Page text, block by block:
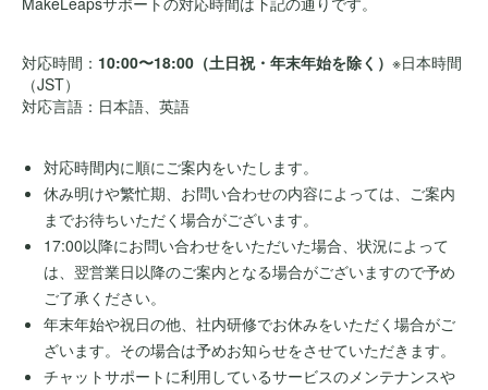
対応時間： 10:00〜18:00（土日祝・年末年始を除く） ※日本時間
（JST）
対応言語：日本語、英語
対応時間内に順にご案内をいたします。
休み明けや繁忙期、お問い合わせの内容によっては、ご案内
までお待ちいただく場合がございます。
17:00以降にお問い合わせをいただいた場合、状況によって
は、翌営業日以降のご案内となる場合がございますので予め
ご了承ください。
年末年始や祝日の他、社内研修でお休みをいただく場合がご
ざいます。その場合は予めお知らせをさせていただきます。
チャットサポートに利用しているサービスのメンテナンスや